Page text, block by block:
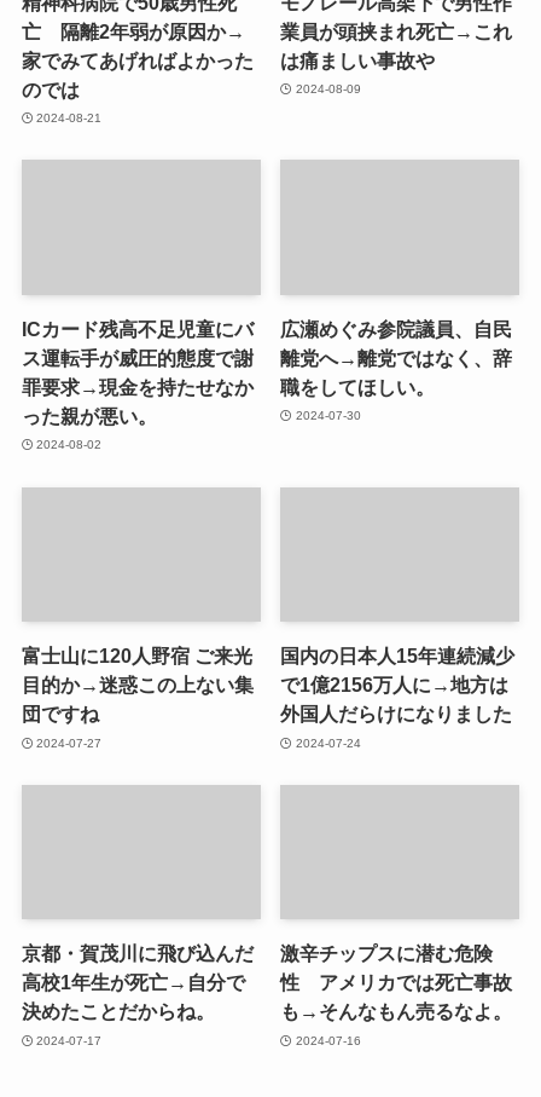
亡 隔離2年弱が原因か→
家でみてあげればよかった
のでは
2024-08-21
業員が頭挟まれ死亡→これ
は痛ましい事故や
2024-08-09
ICカード残高不足児童にバ
ス運転手が威圧的態度で謝
罪要求→現金を持たせなか
った親が悪い。
2024-08-02
広瀬めぐみ参院議員、自民
離党へ→離党ではなく、辞
職をしてほしい。
2024-07-30
富士山に120人野宿 ご来光
目的か→迷惑この上ない集
団ですね
2024-07-27
国内の日本人15年連続減少
で1億2156万人に→地方は
外国人だらけになりました
2024-07-24
京都・賀茂川に飛び込んだ
高校1年生が死亡→自分で
決めたことだからね。
2024-07-17
激辛チップスに潜む危険
性 アメリカでは死亡事故
も→そんなもん売るなよ。
2024-07-16